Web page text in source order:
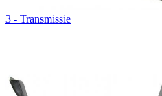
3 - Transmissie